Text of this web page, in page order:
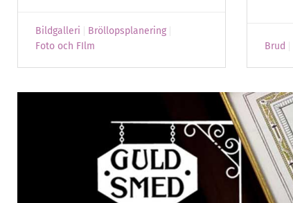
Bildgalleri
Bröllopsplanering
Foto och FIlm
Brud